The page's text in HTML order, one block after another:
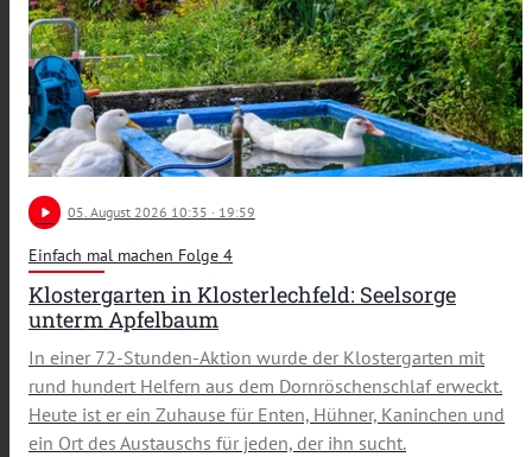
play_arrow 05. August 2026 10:35 · 19:59
Einfach mal machen Folge 4
Klostergarten in Klosterlechfeld: Seelsorge
unterm Apfelbaum
In einer 72-Stunden-Aktion wurde der Klostergarten mit
rund hundert Helfern aus dem Dornröschenschlaf erweckt.
Heute ist er ein Zuhause für Enten, Hühner, Kaninchen und
ein Ort des Austauschs für jeden, der ihn sucht.